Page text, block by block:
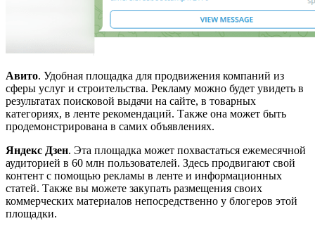
Авито. Удобная площадка для продвижения компаний из
сферы услуг и строительства. Рекламу можно будет увидеть в
результатах поисковой выдачи на сайте, в товарных
категориях, в ленте рекомендаций. Также она может быть
продемонстрирована в самих объявлениях.
Яндекс Дзен. Эта площадка может похвастаться ежемесячной
аудиторией в 60 млн пользователей. Здесь продвигают свой
контент с помощью рекламы в ленте и информационных
статей. Также вы можете закупать размещения своих
коммерческих материалов непосредственно у блогеров этой
площадки.